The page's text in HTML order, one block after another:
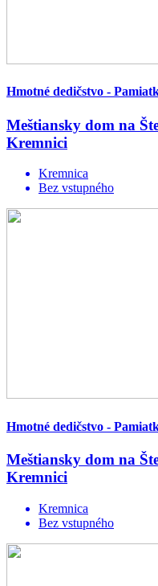
Hmotné dedičstvo -
Meštiansky dom na
Kremnici
Kremnica
Bez vstupného
Hmotné dedičstvo -
Meštiansky dom na
Kremnici
Kremnica
Bez vstupného